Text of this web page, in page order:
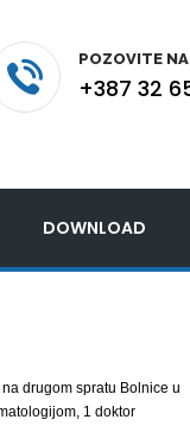
POZOVITE
+387 32
DOWNLOAD
drugom spratu Bolnice u
1 doktor